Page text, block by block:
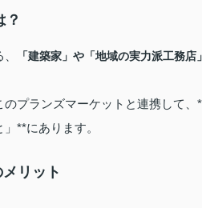
？
「建築家」や「地域の実力派工務
プランズマーケットと連携して、
**にあります。
リット